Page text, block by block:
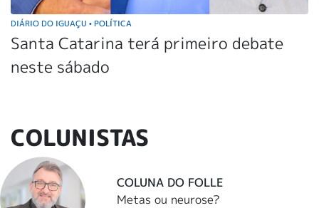
DIÁRIO DO IGUAÇU • POLÍTICA
Santa Catarina terá primeiro debate
neste sábado
COLUNISTAS
COLUNA DO FOLLE
Metas ou neurose?